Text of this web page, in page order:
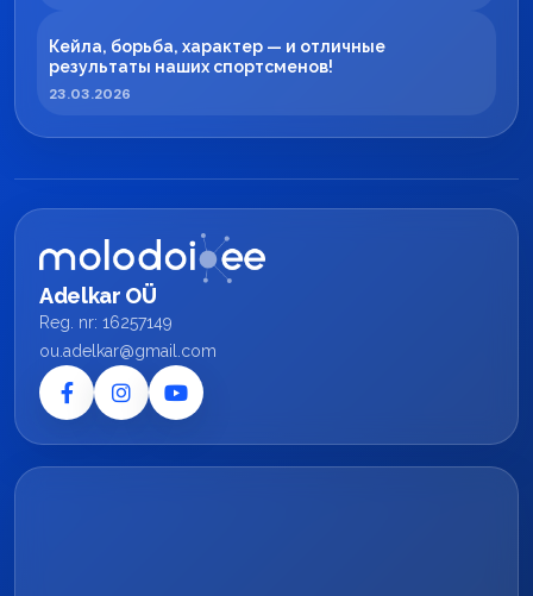
Кейла, борьба, характер — и отличные
результаты наших спортсменов!
23.03.2026
Adelkar OÜ
Reg. nr: 16257149
ou.adelkar@gmail.com